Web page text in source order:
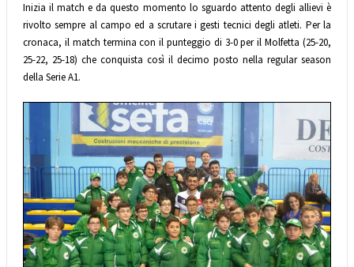
Inizia il match e da questo momento lo sguardo attento degli allievi è
rivolto sempre al campo ed a scrutare i gesti tecnici degli atleti. Per la
cronaca, il match termina con il punteggio di 3-0 per il Molfetta (25-20,
25-22, 25-18) che conquista così il decimo posto nella regular season
della Serie A1.